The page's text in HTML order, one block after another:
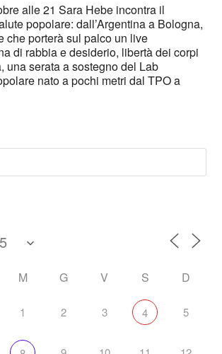
alle 21 Sara Hebe incontra il
popolare: dall’Argentina a Bologna,
che porterà sul palco un live
di rabbia e desiderio, libertà dei corpi
una serata a sostegno del Lab
nato a pochi metri dal TPO a
M G V S D
1 2 3 4 5